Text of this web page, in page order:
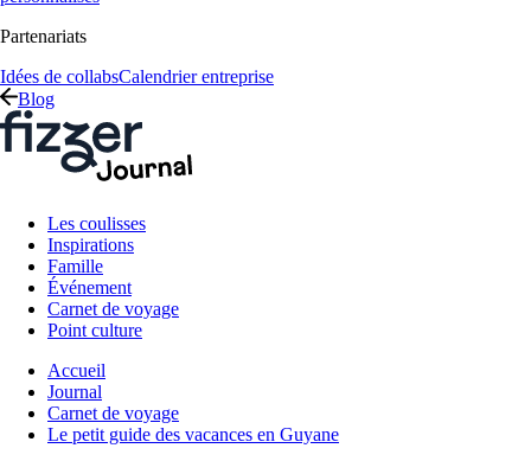
Partenariats
Idées de collabsCalendrier entreprise
Blog
Les coulisses
Inspirations
Famille
Événement
Carnet de voyage
Point culture
Accueil
Journal
Carnet de voyage
Le petit guide des vacances en Guyane